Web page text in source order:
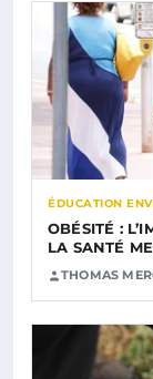
ÉDUCATION
OBÉSITÉ :
LA SANTÉ
THOMAS